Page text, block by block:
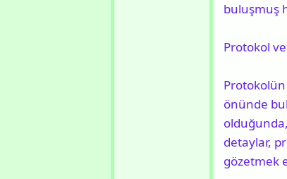
buluşmuş
Protokol
Protokolün
önünde
detaylar,
gözetmek